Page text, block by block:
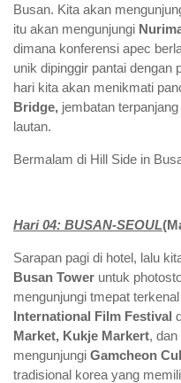
Busan. Kita akan
itu akan mengunjungi
dimana konferensi apec
unik dipinggir pantai dengan
hari kita akan menikmati
Bridge, jembatan
lautan.
Bermalam di Hill Side in
Hari 04: BUSAN-SEOUL
Sarapan pagi di hotel, lalu
Busan Tower untuk
mengunjungi tmepat
International Film Festival
Market, Kukje Markert, dan
mengunjungi Gamcheon
tradisional korea yang